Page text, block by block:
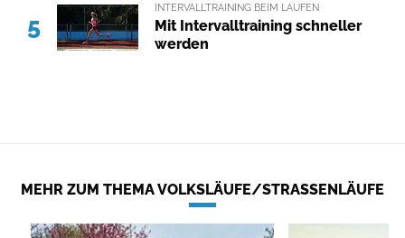
5
INTERVALLTRAINING BEIM LAUFEN
Mit Intervalltraining schneller
werden
MEHR ZUM THEMA VOLKSLÄUFE/STRASSENLÄUFE